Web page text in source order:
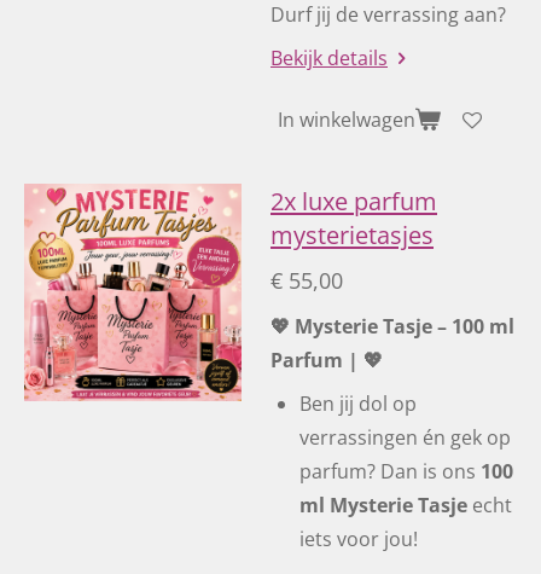
Durf jij de verrassing aan?
Bekijk details
In winkelwagen
2x luxe parfum
mysterietasjes
€ 55,00
💖 Mysterie Tasje – 100 ml
Parfum | 💖
Ben jij dol op
verrassingen én gek op
parfum? Dan is ons 100
ml Mysterie Tasje echt
iets voor jou!